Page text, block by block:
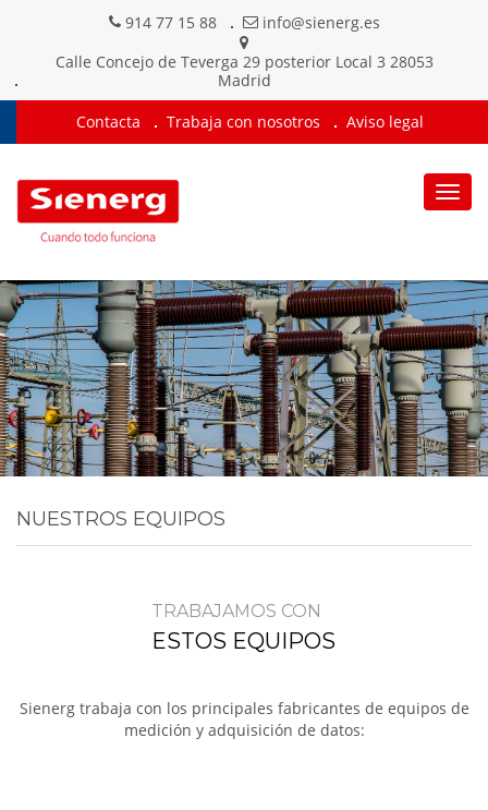
914 77 15 88
info@sienerg.es
Calle Concejo de Teverga 29 posterior Local 3 28053
Madrid
Contacta
Trabaja con nosotros Aviso legal
NUESTROS EQUIPOS
TRABAJAMOS CON
ESTOS EQUIPOS
Sienerg trabaja con los principales fabricantes de equipos de
medición y adquisición de datos: